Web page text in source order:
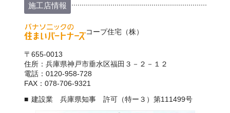
施工店情報
コープ住宅（株）
〒655-0013
住所：兵庫県神戸市垂水区福田３－２－１２
電話：0120-958-728
FAX：078-706-9321
建設業 兵庫県知事 許可（特ー３）第111499号